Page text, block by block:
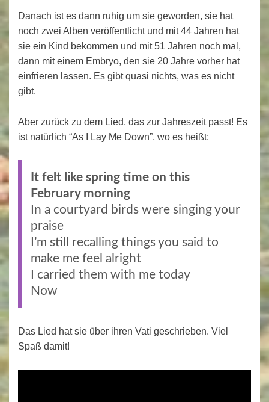
Danach ist es dann ruhig um sie geworden, sie hat
noch zwei Alben veröffentlicht und mit 44 Jahren hat
sie ein Kind bekommen und mit 51 Jahren noch mal,
dann mit einem Embryo, den sie 20 Jahre vorher hat
einfrieren lassen. Es gibt quasi nichts, was es nicht
gibt.
Aber zurück zu dem Lied, das zur Jahreszeit passt! Es
ist natürlich “As I Lay Me Down”, wo es heißt:
It felt like spring time on this
February morning
In a courtyard birds were singing your
praise
I’m still recalling things you said to
make me feel alright
I carried them with me today
Now
Das Lied hat sie über ihren Vati geschrieben. Viel
Spaß damit!